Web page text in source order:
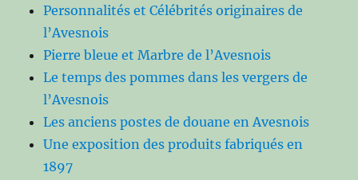
Personnalités et Célébrités originaires de
l’Avesnois
Pierre bleue et Marbre de l’Avesnois
Le temps des pommes dans les vergers de
l’Avesnois
Les anciens postes de douane en Avesnois
Une exposition des produits fabriqués en
1897